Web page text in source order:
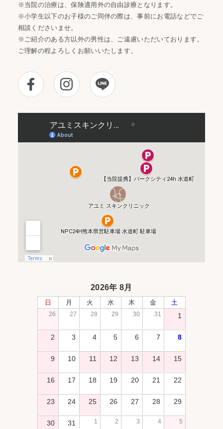
※当院の治療は、保険適用外の自由診療となります。
※小学生以下のお子様のご同伴の際は、事前にお電話などでご
相談くださいませ。
※ご紹介のある方以外の男性は、ご遠慮いただいております。
ご理解の程よろしくお願いいたします。
2026年 8月
日 月 火 水 木 金 土
26 27 28 29 30 31 1
2 3 4 5 6 7 8
9 10 11 12 13 14 15
16 17 18 19 20 21 22
23 24 25 26 27 28 29
30 31 1 2 3 4 5